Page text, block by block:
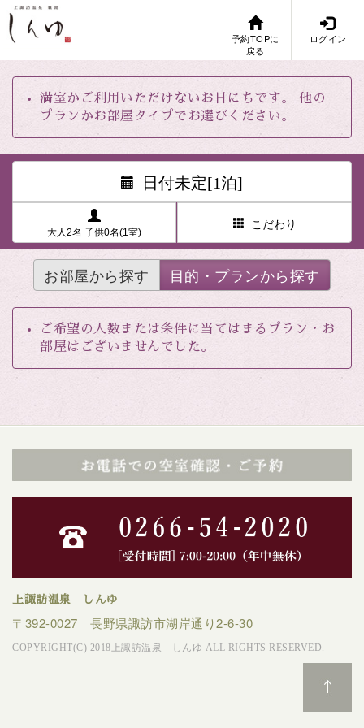
予約TOPに
戻る
ログイン
満室かご利用いただけないお日にちです。 他の
プランかお部屋タイプでお選びください。
日付未定[1泊]
大人2名 子供0名(1室)
こだわり
お部屋から探す 目的・プランから探す
ご希望の人数または条件に当てはまるプラン・お
部屋はございませんでした。
上諏訪温泉 しんゆ
〒392-0027 長野県諏訪市湖岸通り2-6-30
COPYRIGHT(C) 2018上諏訪温泉 しんゆ ALL RIGHTS RESERVED.